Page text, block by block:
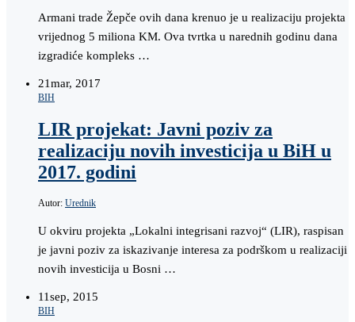
Armani trade Žepče ovih dana krenuo je u realizaciju projekta
vrijednog 5 miliona KM. Ova tvrtka u narednih godinu dana
izgradiće kompleks …
21mar, 2017
BIH
LIR projekat: Javni poziv za
realizaciju novih investicija u BiH u
2017. godini
Autor: Urednik
U okviru projekta „Lokalni integrisani razvoj“ (LIR), raspisan
je javni poziv za iskazivanje interesa za podrškom u realizaciji
novih investicija u Bosni …
11sep, 2015
BIH